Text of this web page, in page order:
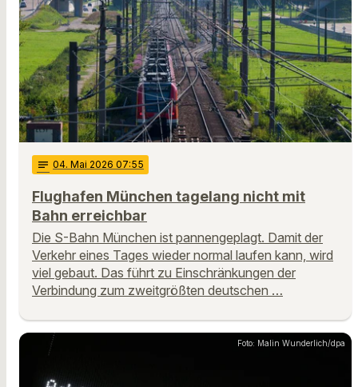
notes 04. Mai 2026 07:55
Flughafen München tagelang nicht mit
Bahn erreichbar
Die S-Bahn München ist pannengeplagt. Damit der
Verkehr eines Tages wieder normal laufen kann, wird
viel gebaut. Das führt zu Einschränkungen der
Verbindung zum zweitgrößten deutschen …
Foto: Malin Wunderlich/dpa